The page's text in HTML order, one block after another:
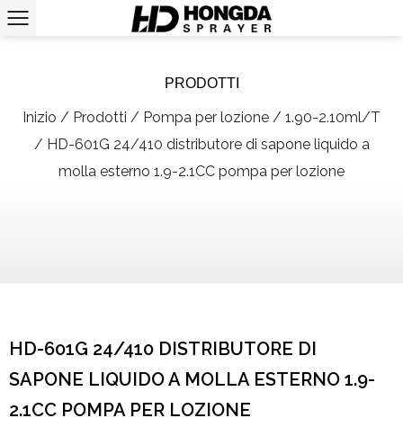
PRODOTTI
Inizio / Prodotti / Pompa per lozione / 1.90-2.10ml/T
/ HD-601G 24/410 distributore di sapone liquido a
molla esterno 1.9-2.1CC pompa per lozione
HD-601G 24/410 DISTRIBUTORE DI
SAPONE LIQUIDO A MOLLA ESTERNO 1.9-
2.1CC POMPA PER LOZIONE